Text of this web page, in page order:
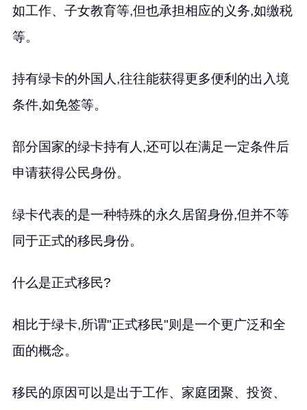
如工作、子女教育等,但也承担相应的义务,如缴税
等。
持有绿卡的外国人,往往能获得更多便利的出入境
条件,如免签等。
部分国家的绿卡持有人,还可以在满足一定条件后
申请获得公民身份。
绿卡代表的是一种特殊的永久居留身份,但并不等
同于正式的移民身份。
什么是正式移民?
相比于绿卡,所谓"正式移民"则是一个更广泛和全
面的概念。
移民的原因可以是出于工作、家庭团聚、投资、